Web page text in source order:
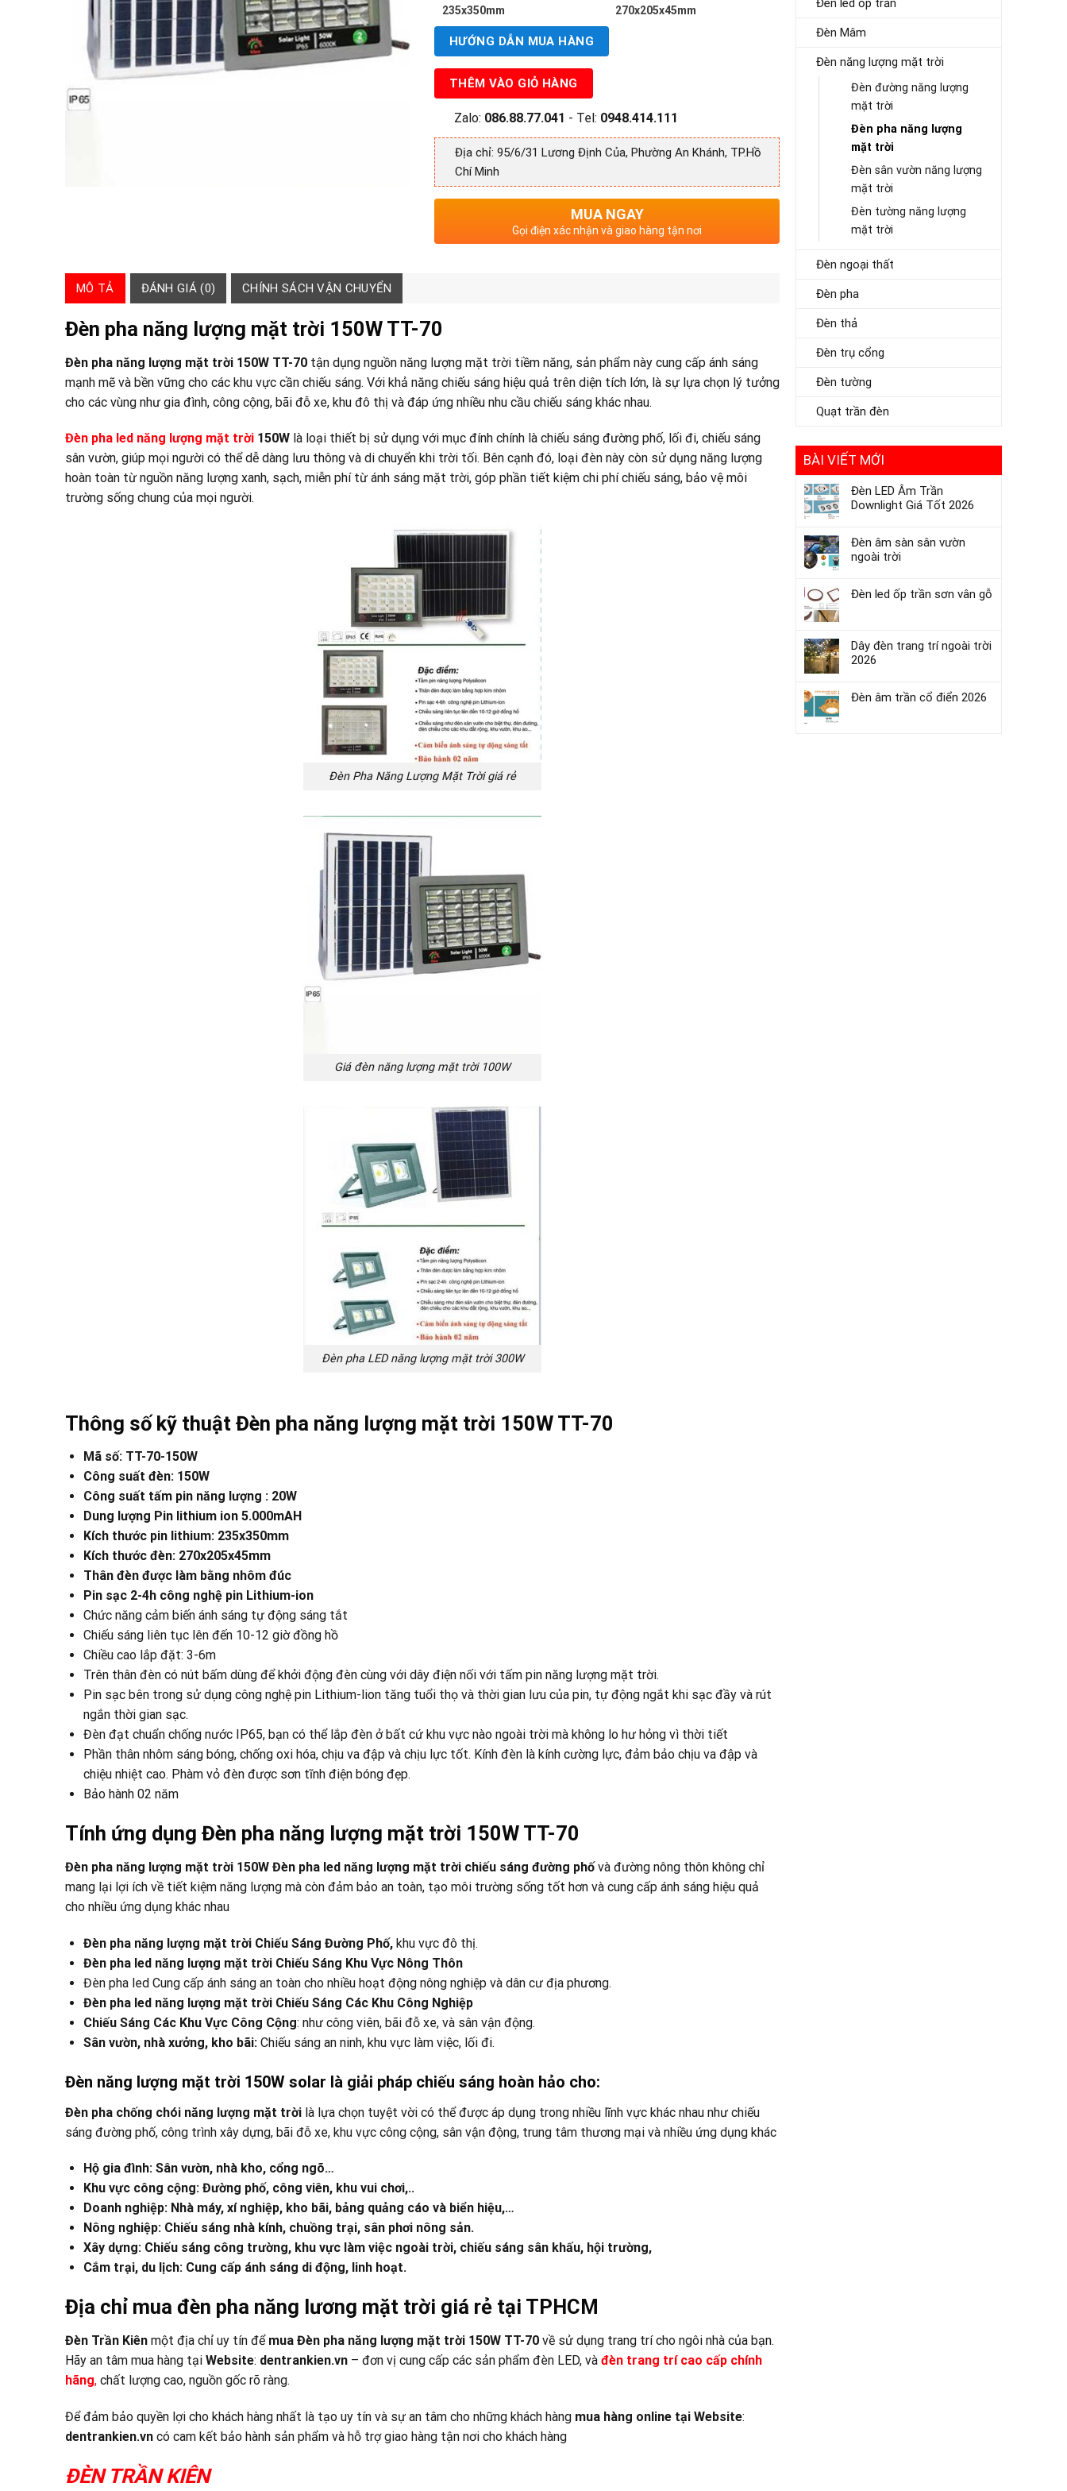
Đèn led ốp trần
Đèn Mâm
Đèn năng lượng mặt trời
Đèn đường năng lượng
mặt trời
Đèn pha năng lượng
mặt trời
Đèn sân vườn năng lượng
mặt trời
Đèn tường năng lượng
mặt trời
Đèn ngoại thất
Đèn pha
Đèn thả
Đèn trụ cổng
Đèn tường
Quạt trần đèn
BÀI VIẾT MỚI
Đèn LED Âm Trần
Downlight Giá Tốt 2026
Đèn âm sàn sân vườn
ngoài trời
Đèn led ốp trần sơn vân gỗ
Dây đèn trang trí ngoài trời
2026
Đèn âm trần cổ điển 2026
235x350mm
270x205x45mm
HƯỚNG DẪN MUA HÀNG
THÊM VÀO GIỎ HÀNG
Zalo: 086.88.77.041 - Tel: 0948.414.111
Địa chỉ: 95/6/31 Lương Định Của, Phường An Khánh, TP.Hồ
Chí Minh
MUA NGAY
Gọi điện xác nhận và giao hàng tận nơi
MÔ TẢ ĐÁNH GIÁ (0) CHÍNH SÁCH VẬN CHUYỂN
Đèn pha năng lượng mặt trời 150W TT-70
Đèn pha năng lượng mặt trời 150W TT-70 tận dụng nguồn năng lượng mặt trời tiềm năng, sản phẩm này cung cấp ánh sáng
mạnh mẽ và bền vững cho các khu vực cần chiếu sáng. Với khả năng chiếu sáng hiệu quả trên diện tích lớn, là sự lựa chọn lý tưởng
cho các vùng như gia đình, công cộng, bãi đỗ xe, khu đô thị và đáp ứng nhiều nhu cầu chiếu sáng khác nhau.
Đèn pha led năng lượng mặt trời 150W là loại thiết bị sử dụng với mục đính chính là chiếu sáng đường phố, lối đi, chiếu sáng
sân vườn, giúp mọi người có thể dễ dàng lưu thông và di chuyển khi trời tối. Bên cạnh đó, loại đèn này còn sử dụng năng lượng
hoàn toàn từ nguồn năng lượng xanh, sạch, miễn phí từ ánh sáng mặt trời, góp phần tiết kiệm chi phí chiếu sáng, bảo vệ môi
trường sống chung của mọi người.
Đèn Pha Năng Lượng Mặt Trời giá rẻ
Giá đèn năng lượng mặt trời 100W
Đèn pha LED năng lượng mặt trời 300W
Thông số kỹ thuật Đèn pha năng lượng mặt trời 150W TT-70
Mã số: TT-70-150W
Công suất đèn: 150W
Công suất tấm pin năng lượng : 20W
Dung lượng Pin lithium ion 5.000mAH
Kích thước pin lithium: 235x350mm
Kích thước đèn: 270x205x45mm
Thân đèn được làm bằng nhôm đúc
Pin sạc 2-4h công nghệ pin Lithium-ion
Chức năng cảm biến ánh sáng tự động sáng tắt
Chiếu sáng liên tục lên đến 10-12 giờ đồng hồ
Chiều cao lắp đặt: 3-6m
Trên thân đèn có nút bấm dùng để khởi động đèn cùng với dây điện nối với tấm pin năng lượng mặt trời.
Pin sạc bên trong sử dụng công nghệ pin Lithium-lion tăng tuổi thọ và thời gian lưu của pin, tự động ngắt khi sạc đầy và rút
ngắn thời gian sạc.
Đèn đạt chuẩn chống nước IP65, bạn có thể lắp đèn ở bất cứ khu vực nào ngoài trời mà không lo hư hỏng vì thời tiết
Phần thân nhôm sáng bóng, chống oxi hóa, chịu va đập và chịu lực tốt. Kính đèn là kính cường lực, đảm bảo chịu va đập và
chiệu nhiệt cao. Phàm vỏ đèn được sơn tĩnh điện bóng đẹp.
Bảo hành 02 năm
Tính ứng dụng Đèn pha năng lượng mặt trời 150W TT-70
Đèn pha năng lượng mặt trời 150W Đèn pha led năng lượng mặt trời chiếu sáng đường phốvà đường nông thôn không chỉ
mang lại lợi ích về tiết kiệm năng lượng mà còn đảm bảo an toàn, tạo môi trường sống tốt hơn và cung cấp ánh sáng hiệu quả
cho nhiều ứng dụng khác nhau
Đèn pha năng lượng mặt trời Chiếu Sáng Đường Phố, khu vực đô thị.
Đèn pha led năng lượng mặt trời Chiếu Sáng Khu Vực Nông Thôn
Đèn pha led Cung cấp ánh sáng an toàn cho nhiều hoạt động nông nghiệp và dân cư địa phương.
Đèn pha led năng lượng mặt trời Chiếu Sáng Các Khu Công Nghiệp
Chiếu Sáng Các Khu Vực Công Cộng: như công viên, bãi đỗ xe, và sân vận động.
Sân vườn, nhà xưởng, kho bãi: Chiếu sáng an ninh, khu vực làm việc, lối đi.
Đèn năng lượng mặt trời 150W solar là giải pháp chiếu sáng hoàn hảo cho:
Đèn pha chống chói năng lượng mặt trời là lựa chọn tuyệt vời có thể được áp dụng trong nhiều lĩnh vực khác nhau như chiếu
sáng đường phố, công trình xây dựng, bãi đỗ xe, khu vực công cộng, sân vận động, trung tâm thương mại và nhiều ứng dụng khác
Hộ gia đình: Sân vườn, nhà kho, cổng ngõ…
Khu vực công cộng: Đường phố, công viên, khu vui chơi,..
Doanh nghiệp: Nhà máy, xí nghiệp, kho bãi, bảng quảng cáo và biển hiệu,…
Nông nghiệp: Chiếu sáng nhà kính, chuồng trại, sân phơi nông sản.
Xây dựng: Chiếu sáng công trường, khu vực làm việc ngoài trời, chiếu sáng sân khấu, hội trường,
Cắm trại, du lịch: Cung cấp ánh sáng di động, linh hoạt.
Địa chỉ mua đèn pha năng lương mặt trời giá rẻ tại TPHCM
Đèn Trần Kiên một địa chỉ uy tín để mua Đèn pha năng lượng mặt trời 150W TT-70 về sử dụng trang trí cho ngôi nhà của bạn.
Hãy an tâm mua hàng tại Website: dentrankien.vn – đơn vị cung cấp các sản phẩm đèn LED, và đèn trang trí cao cấp chính
hãng, chất lượng cao, nguồn gốc rõ ràng.
Để đảm bảo quyền lợi cho khách hàng nhất là tạo uy tín và sự an tâm cho những khách hàng mua hàng online tại Website:
dentrankien.vn có cam kết bảo hành sản phẩm và hỗ trợ giao hàng tận nơi cho khách hàng
ĐÈN TRẦN KIÊN